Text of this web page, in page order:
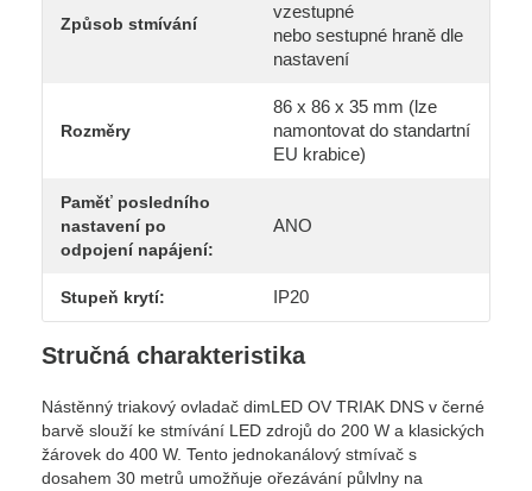
Způsob stmívání
vzestupné
nebo sestupné hraně dle
nastavení
Rozměry
86 x 86 x 35 mm (lze
namontovat do standartní
EU krabice)
Paměť posledního
nastavení po
odpojení napájení:
ANO
Stupeň krytí: IP20
Stručná charakteristika
Nástěnný triakový ovladač dimLED OV TRIAK DNS v černé
barvě slouží ke stmívání LED zdrojů do 200 W a klasických
žárovek do 400 W. Tento jednokanálový stmívač s
dosahem 30 metrů umožňuje ořezávání půlvlny na